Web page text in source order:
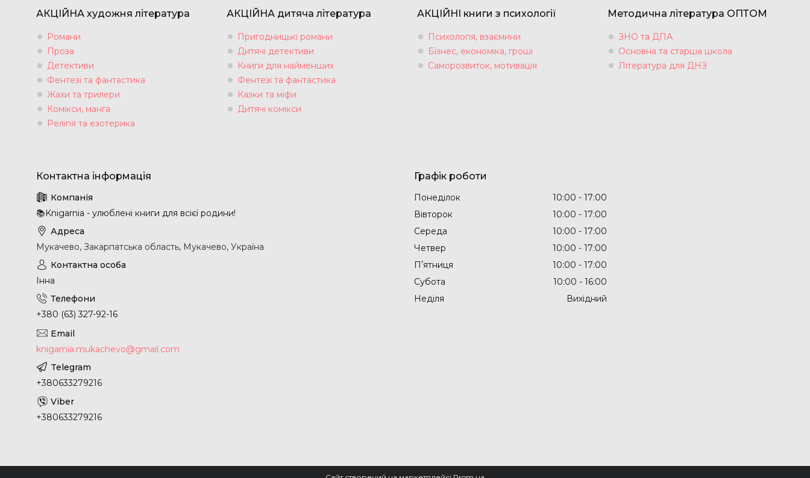
АКЦІЙНА художня література
Романи
Проза
Детективи
Фентезі та фантастика
Жахи та трилери
Комікси, манга
Релігія та езотерика
АКЦІЙНА дитяча література
Пригодницькі романи
Дитячі детективи
Книги для найменших
Фентезі та фантастика
Казки та міфи
Дитячі комікси
АКЦІЙНІ книги з психології
Психологія, взаємини
Бізнес, економіка, гроші
Саморозвиток, мотивація
Методична література ОПТОМ
ЗНО та ДПА
Основна та старша школа
Література для ДНЗ
📚Knigarnia - улюблені книги для всієї родини!
Мукачево, Закарпатська область, Мукачево, Україна
Інна
+380 (63) 327-92-16
knigarnia.mukachevo@gmail.com
+380633279216
+380633279216
Графік роботи
Понеділок 10:00
17:00
Вівторок
10:00
17:00
Середа
10:00
17:00
Четвер
10:00
17:00
Пʼятниця
10:00
17:00
Субота
10:00
16:00
Неділя
Вихідний